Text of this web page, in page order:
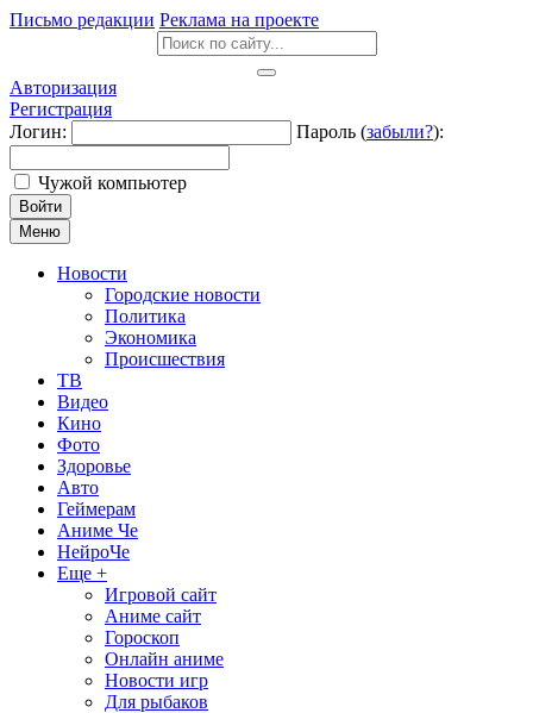
Письмо редакции Реклама на проекте
Авторизация
Регистрация
Логин:
Пароль (забыли?):
Чужой компьютер
Войти
Меню
Новости
Городские новости
Политика
Экономика
Происшествия
ТВ
Видео
Кино
Фото
Здоровье
Авто
Геймерам
Аниме Че
НейроЧе
Еще +
Игровой сайт
Аниме сайт
Гороскоп
Онлайн аниме
Новости игр
Для рыбаков